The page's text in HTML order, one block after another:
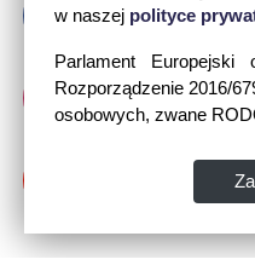
w naszej polityce
Parlament Europejski
Rozporządzenie 2016/
osobowych, zwane